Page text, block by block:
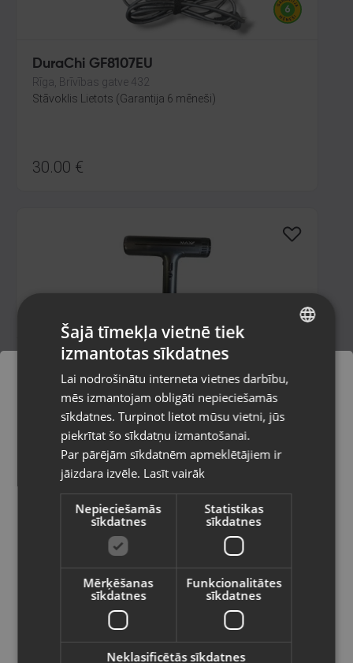
DuraChi GF8107EU
Rīga, Brīvības gatve 432
Stāvoklis Lietots (Garantija 6 mēneši)
30.00 €
Max Pro Infinity Hair Dryer 2100W
Tukums, Elizabetes iela 6
Stāvoklis Mazlietots (Garantija 12 mēneši)
120.00€
/mēn.
Surker SK-3501
Pasūtījumi tiks piegādāti uz
izvēlēto valsti
Vietnes saturs būs attēlots izvēlētajā
valodā
Valsts
Latviešu / Latvian
RUSSIAN
Šajā tīmekļa vietnē tiek
izmantotas sīkdatnes
Lai nodrošinātu interneta vietnes darbību,
mēs izmantojam obligāti nepieciešamās
sīkdatnes. Turpinot lietot mūsu vietni, jūs
piekrītat šo sīkdatņu izmantošanai.
Par pārējām sīkdatnēm apmeklētājiem ir
jāizdara izvēle. Lasīt vairāk
Nepieciešamās
sīkdatnes
Statistikas
sīkdatnes
Mērķēšanas
sīkdatnes
Funkcionalitātes
sīkdatnes
Neklasificētās sīkdatnes